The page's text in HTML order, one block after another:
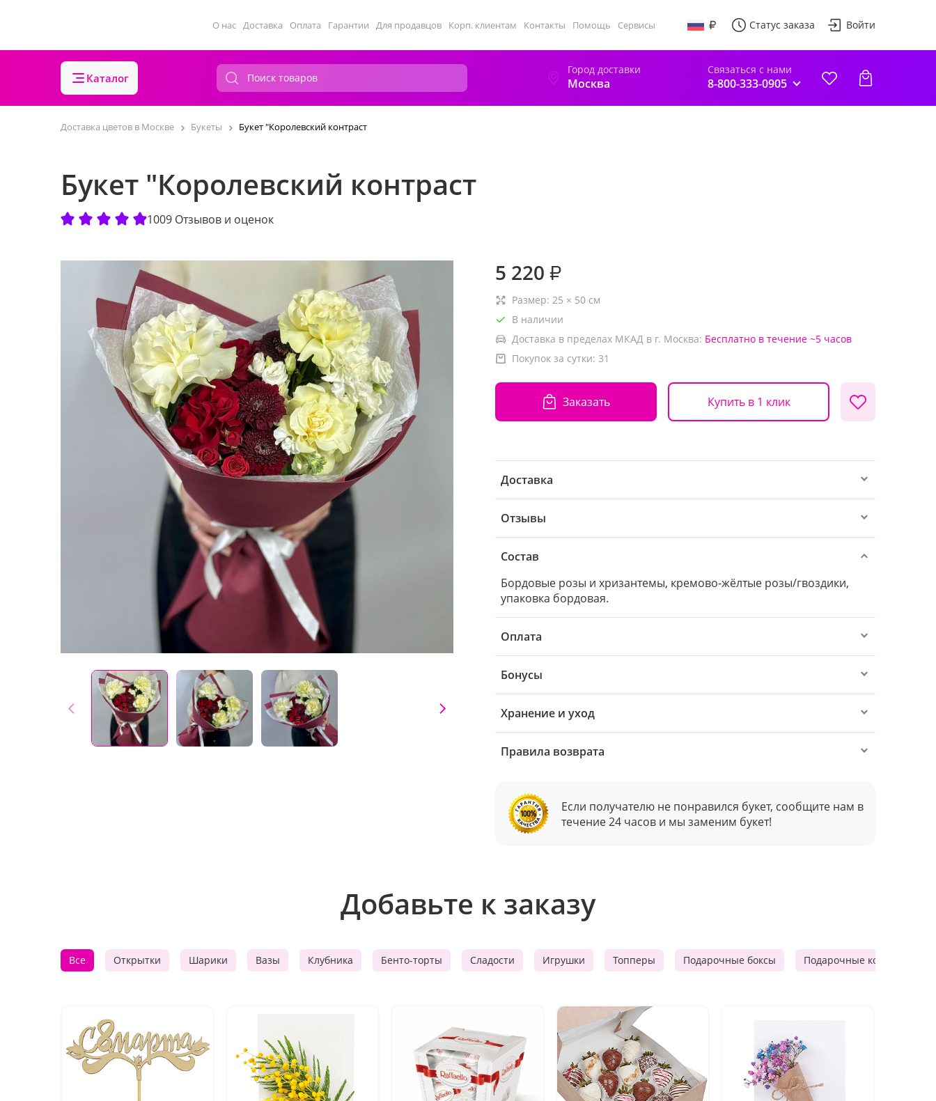
О нас Доставка Оплата Гарантии Для продавцов Корп. клиентам Контакты Помощь Сервисы Статус заказа Войти
Каталог
Город доставки
Москва
Связаться с нами
8-800-333-0905
Доставка цветов в Москве Букеты Букет "Королевский контраст
Букет "Королевский контраст
1009 Отзывов и оценок
5 220 ₽
Размер: 25 × 50 см
В наличии
Доставка в пределах МКАД в г. Москва: Бесплатно в течение ~5 часов
Покупок за сутки: 31
Заказать Купить в 1 клик
Доставка
Отзывы
Состав
Бордовые розы и хризантемы, кремово-жёлтые розы/гвоздики,
упаковка бордовая.
Оплата
Бонусы
Хранение и уход
Правила возврата
Если получателю не понравился букет, сообщите нам в
течение 24 часов и мы заменим букет!
Добавьте к заказу
Все Открытки Шарики Вазы Клубника Бенто-торты Сладости Игрушки Топперы Подарочные боксы Подарочные корзины